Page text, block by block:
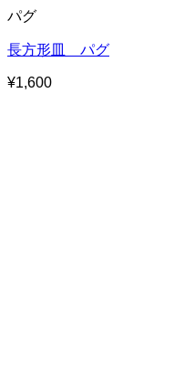
パグ
長方形皿 パグ
¥1,600